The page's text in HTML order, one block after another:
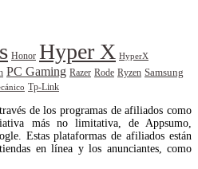
Honor Hyper X HyperX
PC Gaming Razer Rode Ryzen Samsung
Tp-Link
de los programas de afiliados como
más no limitativa, de Appsumo,
Estas plataformas de afiliados están
en línea y los anunciantes, como